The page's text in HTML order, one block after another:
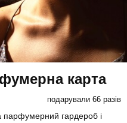
карта
подарували 66 разів
парфумерний гардероб і